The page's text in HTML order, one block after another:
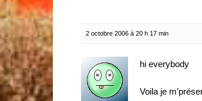
2 octobre 2006 à 20 h 17 min
hi everybody
Voila je